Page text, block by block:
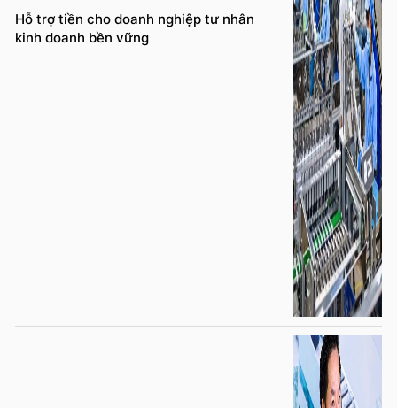
Hỗ trợ tiền cho doanh nghiệp tư nhân
kinh doanh bền vững